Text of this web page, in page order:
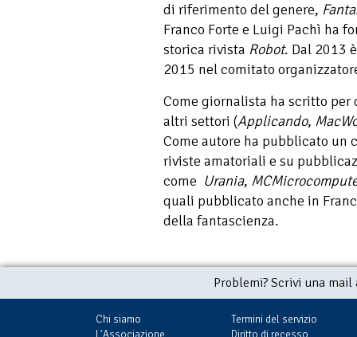
di riferimento del genere,
Franco Forte e Luigi Pachì ha
storica rivista Robot. Dal 2013
2015 nel comitato
Come giornalista ha scritto
altri settori (Applicando,
Come autore ha pubblicato un
riviste amatoriali e su
come Urania,
quali pubblicato anche in
della fantascienza.
Problemi? Scrivi una
Chi siamo
L'Associazione
Termini del servizio
Diritto di recesso